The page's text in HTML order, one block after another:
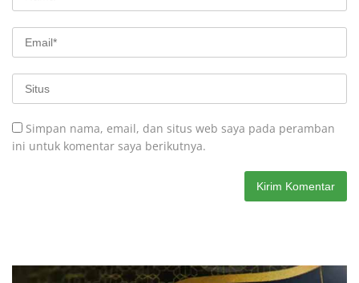
Simpan nama, email, dan situs web saya pada peramban
ini untuk komentar saya berikutnya.